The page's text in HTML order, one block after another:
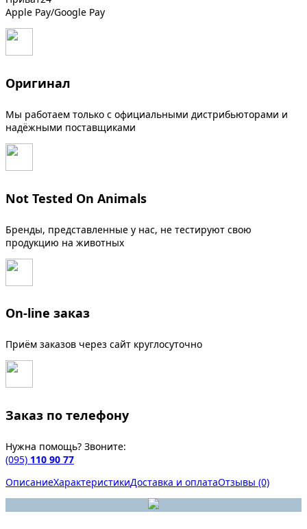
Apple Pay/Google Pay
Оригинал
Мы работаем только с официальными дистрибьюторами и
надёжными поставщиками
Not Tested On Animals
Бренды, представленные у нас, не тестируют свою
продукцию на животных
On-line заказ
Приём заказов через сайт круглосуточно
Заказ по телефону
Нужна помощь? Звоните:
(095) 110 90 77
ОписаниеХарактеристикиДоставка и оплатаОтзывы (0)